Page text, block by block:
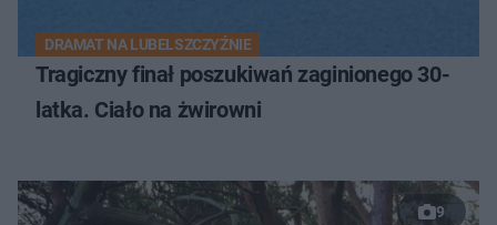
DRAMAT NA LUBELSZCZYŹNIE
Tragiczny finał poszukiwań zaginionego 30-
latka. Ciało na żwirowni
9